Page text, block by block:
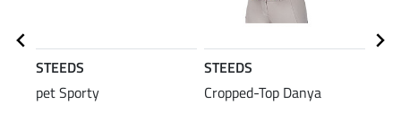
STEEDS
pet Sporty
STEEDS
Cropped-Top Danya